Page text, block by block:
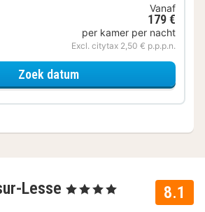
Vanaf
179 €
per kamer per nacht
Excl. citytax 2,50 € p.p.p.n.
Zoek datumvoor Familie suite
8.1
Lesse , 4 Sterren